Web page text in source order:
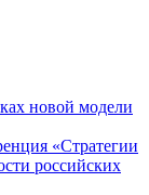
новой модели
«Стратегии
российских